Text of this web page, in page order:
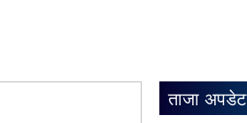
ताजा अपडेट